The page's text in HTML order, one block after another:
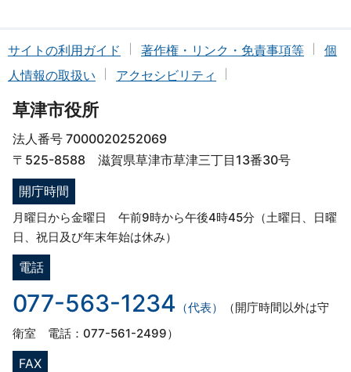
サイトの利用ガイド 著作権・リンク・免責事項等
個
人情報の取扱い
アクセシビリティ
草津市役所
法人番号 7000020252069
〒525-8588 滋賀県草津市草津三丁目13番30号
開庁時間
月曜日から金曜日 午前9時から午後4時45分（土曜日、日曜
日、祝日及び年末年始は休み）
電話
077-563-1234 （代表）
（開庁時間以外は守
衛室 電話：077-561-2499）
FAX